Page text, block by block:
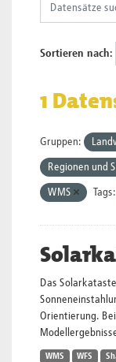
Sortieren nach
1
Gruppen:
Regionen und
WMS Tags:
Das
Orientierung.
WMS WFS